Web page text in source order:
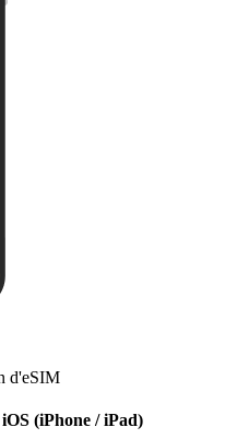
d'eSIM
(iPhone / iPad)